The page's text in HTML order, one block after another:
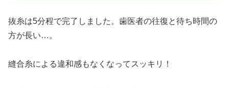
抜糸は5分程で完了しました。歯医者の往復と待ち時間の
方が長い…。
縫合糸による違和感もなくなってスッキリ！